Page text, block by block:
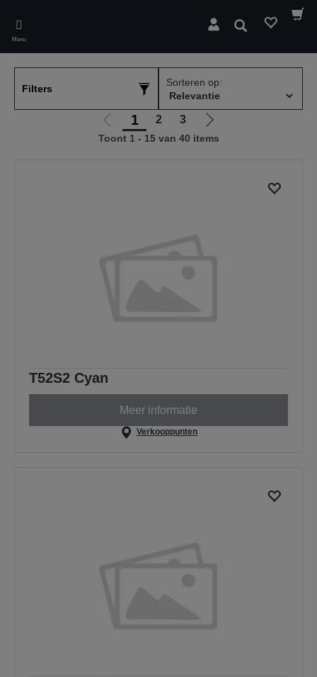
main
content
Menu
Zoeken
Filters
Sorteren op:
Ga
naar
1 2 3
Ga
naar
Toont 1 - 15 van 40 items
T52S2 Cyan
Meer informatie
Verkooppunten